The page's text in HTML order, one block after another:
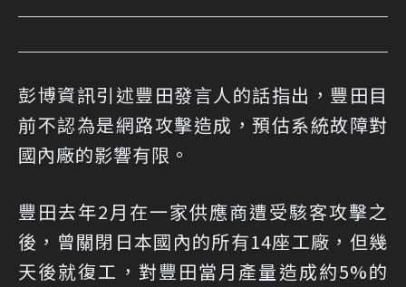
彭博資訊引述豐田發言人的話指出，豐田目
前不認為是網路攻擊造成，預估系統故障對
國內廠的影響有限。
豐田去年2月在一家供應商遭受駭客攻擊之
後，曾關閉日本國內的所有14座工廠，但幾
天後就復工，對豐田當月產量造成約5%的